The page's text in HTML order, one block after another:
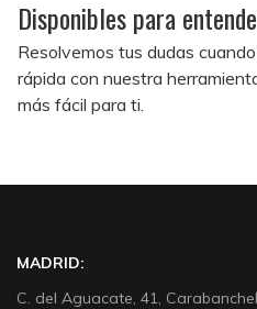
Disponibles para
Resolvemos tus dudas
rápida con nuestra
más fácil para ti.
MADRID:
C. del Aguacate, 41,